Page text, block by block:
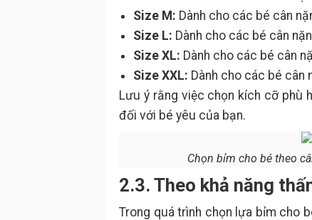
Size M: Dành cho các bé cân
Size L: Dành cho các bé cân
Size XL: Dành cho các bé cân
Size XXL: Dành cho các bé cân
Lưu ý rằng việc chọn kích cỡ phù
đối với bé yêu của bạn.
Chọn bỉm cho bé theo
2.3. Theo khả năng
Trong quá trình chọn lựa bỉm cho